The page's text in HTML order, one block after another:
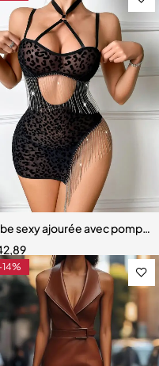
avec bretelles et coupe
sexy ajourée avec